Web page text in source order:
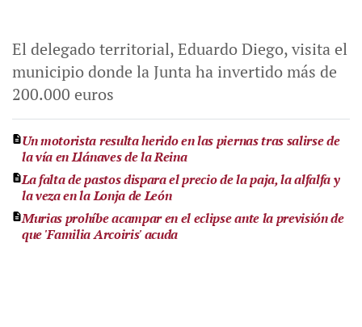
El delegado territorial, Eduardo Diego, visita el
municipio donde la Junta ha invertido más de
200.000 euros
Un motorista resulta herido en las piernas tras salirse de
la vía en Llánaves de la Reina
La falta de pastos dispara el precio de la paja, la alfalfa y
la veza en la Lonja de León
Murias prohíbe acampar en el eclipse ante la previsión de
que 'Familia Arcoiris' acuda